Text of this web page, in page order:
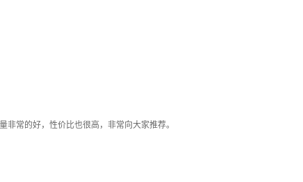
常的好，性价比也很高，非常向大家推荐。